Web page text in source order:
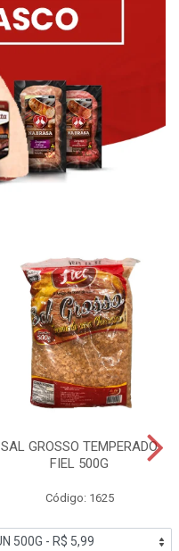
SAL GROSSO TEMPERADO
FIEL 500G
Código: 1625